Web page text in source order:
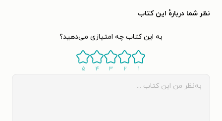
نظر شما دربارهٔ این کتاب
به این کتاب چه امتیازی می‌دهید؟
۱ ۲ ۳ ۴ ۵